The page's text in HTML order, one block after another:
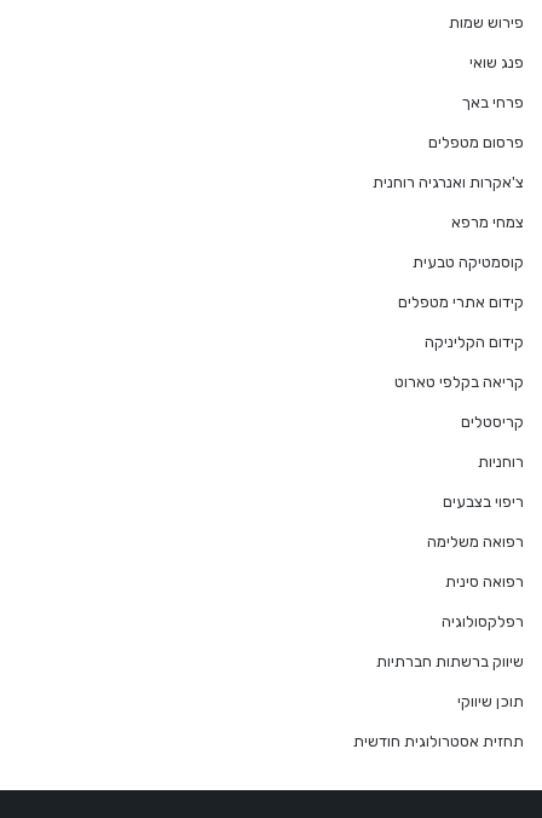
פירוש שמות
פנג שואי
פרחי באך
פרסום מטפלים
צ'אקרות ואנרגיה רוחנית
צמחי מרפא
קוסמטיקה טבעית
קידום אתרי מטפלים
קידום הקליניקה
קריאה בקלפי טארוט
קריסטלים
רוחניות
ריפוי בצבעים
רפואה משלימה
רפואה סינית
רפלקסולוגיה
שיווק ברשתות חברתיות
תוכן שיווקי
תחזית אסטרולוגית חודשית